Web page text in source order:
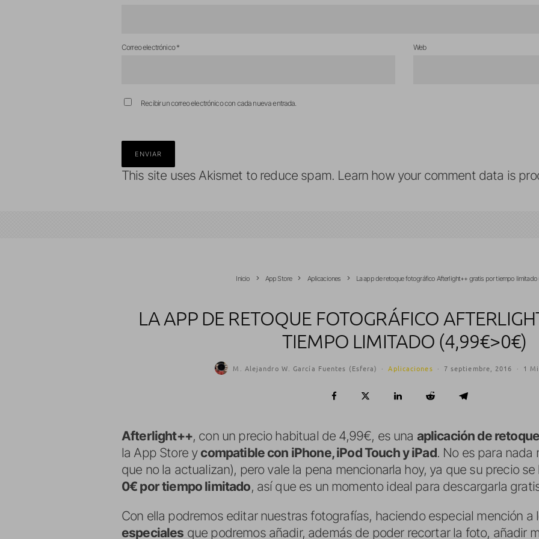
Correo electrónico* Web
Recibir un correo electrónico con cada nueva entrada.
This site uses Akismet to reduce spam. Learn how your comment data is
Inicio App Store Aplicaciones La app de retoque fotográfico Afterlight++ gratis por tiempo
LA APP DE RETOQUE FOTOGRÁFICO
TIEMPO LIMITADO (4,99€>0€)
M. Alejandro W. García Fuentes (Esfera) · Aplicaciones · 7 septiembre, 2016 · 1
Afterlight++, con un precio habitual de 4,99€, es una aplicación de
la App Store y compatible con iPhone, iPod Touch y iPad. No es para nada
que no la actualizan), pero vale la pena mencionarla hoy, ya que su precio
0€ por tiempo limitado, así que es un momento ideal para descargarla
Con ella podremos editar nuestras fotografías, haciendo especial mención a
especiales que podremos añadir, además de poder recortar la foto, añadir